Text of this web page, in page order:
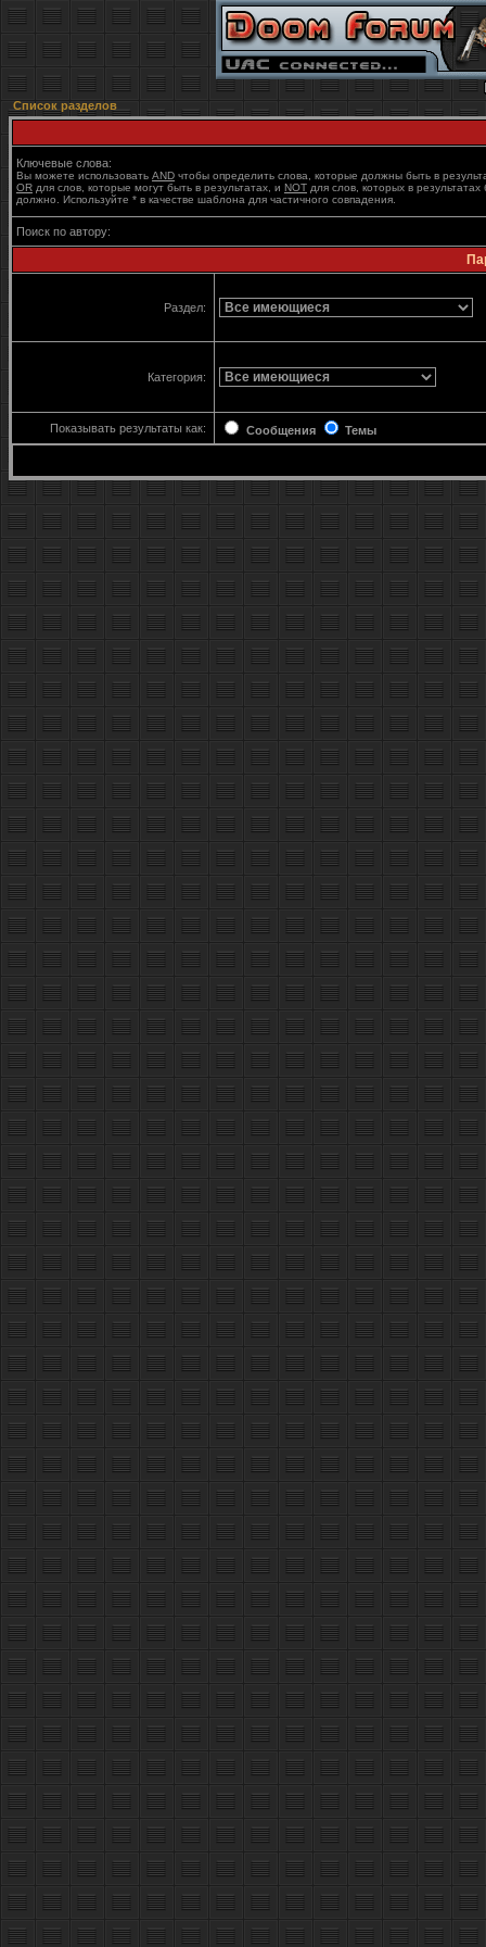
Список разделов
Ключевые слова:
Вы можете использовать AND чтобы определить слова, которые должны быть в
OR для слов, которые могут быть в результатах, и NOT для слов, которых в результатах
должно. Используйте * в качестве шаблона для частичного совпадения.
Поиск по автору:
Раздел:
Категория:
Показывать результаты как: Сообщения Темы